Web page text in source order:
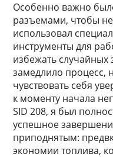
Особенно важно
разъемами, чтобы
использовал
инструменты для
избежать случайных
замедлило процесс,
чувствовать себя
к моменту начала
SID 208, я был
успешное
приподнятым:
экономии топлива,